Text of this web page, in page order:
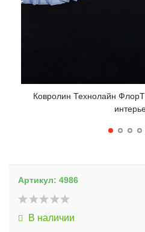
Ковролин Технолайн
Артикул: 4986
В наличии